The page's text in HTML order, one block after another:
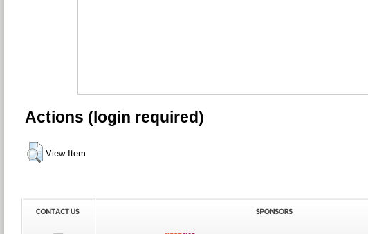
Actions (login required)
View Item